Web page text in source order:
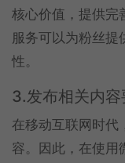
核心价值，提供完
服务可以为粉丝提
性。
3.发布相关内容
在移动互联网时代
容。因此，在使用